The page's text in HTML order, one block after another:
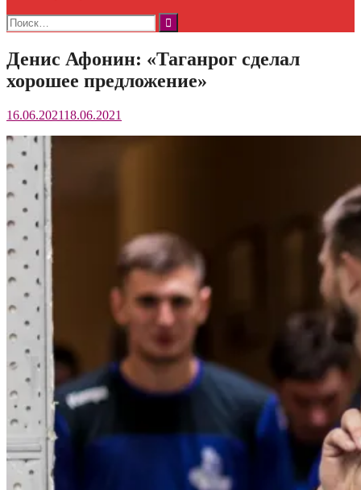
Найти:
Денис Афонин: «Таганрог сделал
хорошее предложение»
16.06.202118.06.2021